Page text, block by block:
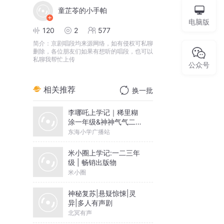
童芷苓的小手帕
120 2 577
简介： 京剧唱段均来源网络，如有侵权可私聊
删除，各位朋友们如果有想听的唱段，也可以
私聊我帮忙上传
相关推荐 换一批
李哪吒上学记｜稀里糊
涂一年级&神神气气二年
级
东海小学广播站
米小圈上学记:一二三年
级 | 畅销出版物
米小圈
神秘复苏|悬疑惊悚|灵
异|多人有声剧
北冥有声
电脑版
公众号